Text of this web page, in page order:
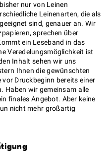
nur von Leinen
Leinenarten, die als
sind, genauer an. Wir
sprechen über
ein Leseband in das
Veredelungsmöglichkeit ist
Inhalt sehen wir uns
Ihnen die gewünschten
vor Druckbeginn bereits einer
Haben wir gemeinsam alle
finales Angebot. Aber keine
nicht mehr großartig